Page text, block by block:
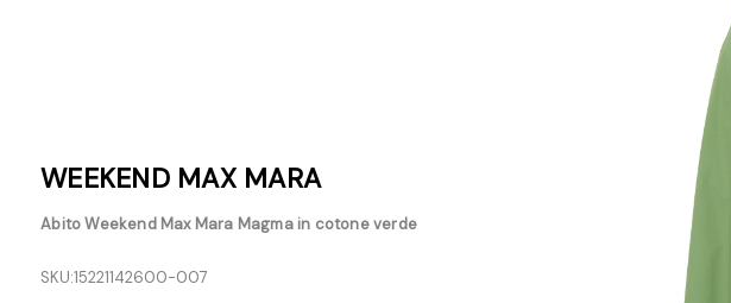
WEEKEND MAX MARA
Abito Weekend Max Mara Magma in cotone verde
SKU:15221142600-007